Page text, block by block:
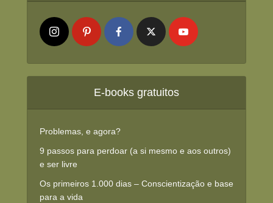
E-books gratuitos
Problemas, e agora?
9 passos para perdoar (a si mesmo e aos outros)
e ser livre
Os primeiros 1.000 dias – Conscientização e base
para a vida